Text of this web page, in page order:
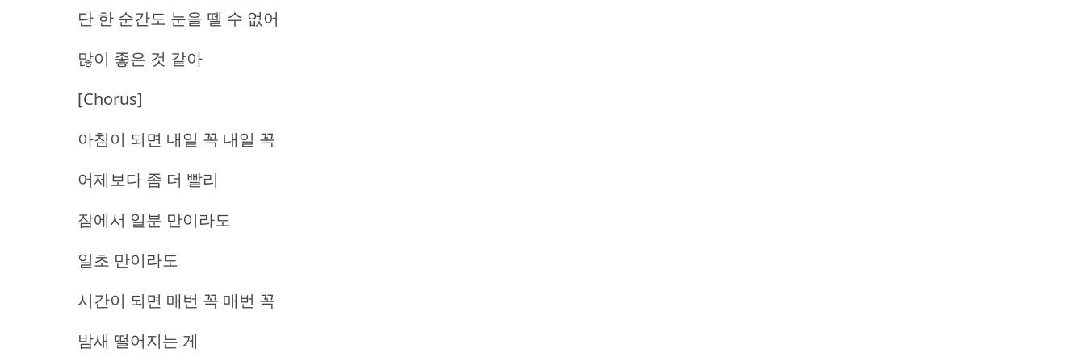
단 한 순간도 눈을 뗄 수 없어
많이 좋은 것 같아
[Chorus]
아침이 되면 내일 꼭 내일 꼭
어제보다 좀 더 빨리
잠에서 일분 만이라도
일초 만이라도
시간이 되면 매번 꼭 매번 꼭
밤새 떨어지는 게